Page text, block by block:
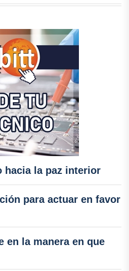
hacia la paz interior
para actuar en favor
en la manera en que